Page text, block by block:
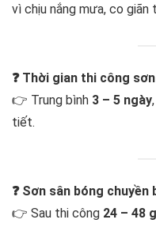
vì chịu nắng mưa, co giãn
❓ Thời gian thi công
👉 Trung bình 3 – 5 ngày
tiết.
❓ Sơn sân bóng
👉 Sau thi công 24 – 48